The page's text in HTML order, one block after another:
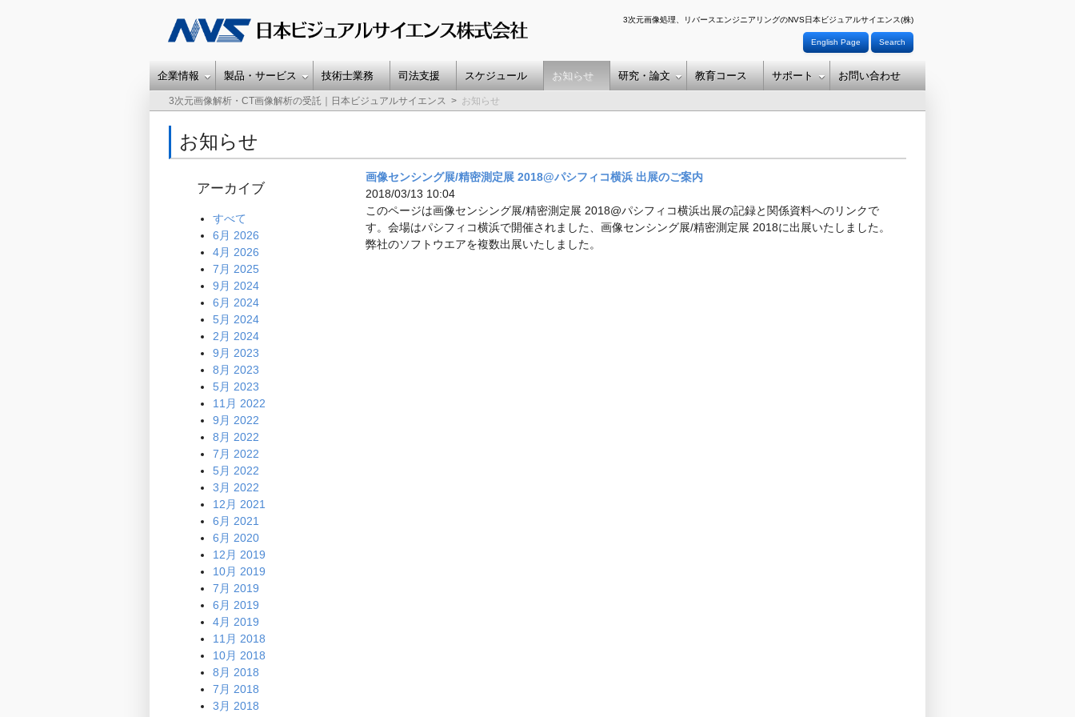
3次元画像処理、リバースエンジニアリングのNVS日本ビジュアルサイエンス(株)
English Page Search
企業情報 製品・サービス 技術士業務 司法支援 スケジュール お知らせ 研究・論文 教育コース サポート お問い合わせ
3次元画像解析・CT画像解析の受託｜日本ビジュアルサイエンス お知らせ
お知らせ
アーカイブ
すべて
6月 2026
4月 2026
7月 2025
9月 2024
6月 2024
5月 2024
2月 2024
9月 2023
8月 2023
5月 2023
11月 2022
9月 2022
8月 2022
7月 2022
5月 2022
3月 2022
12月 2021
6月 2021
6月 2020
12月 2019
10月 2019
7月 2019
6月 2019
4月 2019
11月 2018
10月 2018
8月 2018
7月 2018
3月 2018
画像センシング展/精密測定展 2018@パシフィコ横浜 出展のご案内
2018/03/13 10:04
このページは画像センシング展/精密測定展 2018@パシフィコ横浜出展の記録と関係資料へのリンクで
す。会場はパシフィコ横浜で開催されました、画像センシング展/精密測定展 2018に出展いたしました。
弊社のソフトウエアを複数出展いたしました。